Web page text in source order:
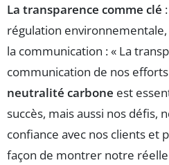
La transparence comme clé
régulation
la communication : « La
communication de nos
neutralité carbone est
succès, mais aussi nos défis,
confiance avec nos clients et
façon de montrer notre réelle